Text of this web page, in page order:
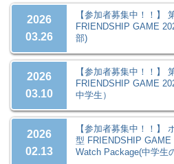
2026
03.26
【参加者募集中！！】
FRIENDSHIP GAME
部)
2026
03.10
【参加者募集中！！】
FRIENDSHIP GAME
中学生）
2026
02.13
【参加者募集中！！】
型 FRIENDSHIP
Watch Package(中学生